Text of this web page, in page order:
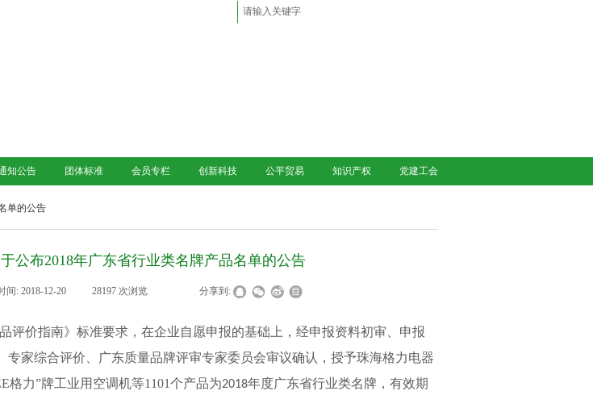
知公告 团体标准 会员专栏 创新科技 公平贸易 知识产权 党建工会
单的公告
公布2018年广东省行业类名牌产品名单的公告
间: 2018-12-20 28197 次浏览 分享到:
评价指南》标准要求，在企业自愿申报的基础上，经申报资料初审、申报
专家综合评价、广东质量品牌评审专家委员会审议确认，授予珠海格力电器
格力”牌工业用空调机等1101个产品为2018年度广东省行业类名牌，有效期